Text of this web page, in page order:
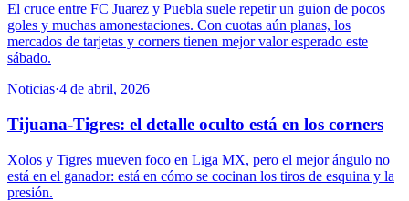
El cruce entre FC Juarez y Puebla suele repetir un guion de pocos
goles y muchas amonestaciones. Con cuotas aún planas, los
mercados de tarjetas y corners tienen mejor valor esperado este
sábado.
Noticias·4 de abril, 2026
Tijuana-Tigres: el detalle oculto está en los corners
Xolos y Tigres mueven foco en Liga MX, pero el mejor ángulo no
está en el ganador: está en cómo se cocinan los tiros de esquina y la
presión.